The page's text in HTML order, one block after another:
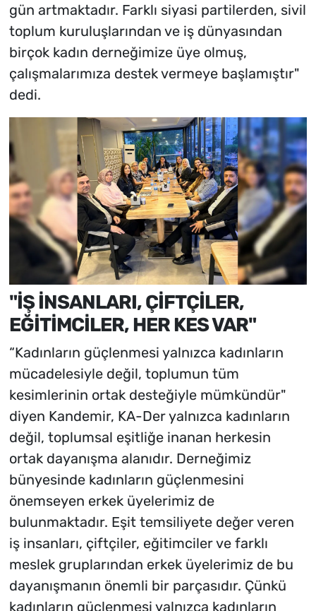
gün artmaktadır. Farklı siyasi partilerden, sivil
toplum kuruluşlarından ve iş dünyasından
birçok kadın derneğimize üye olmuş,
çalışmalarımıza destek vermeye başlamıştır"
dedi.
"İŞ İNSANLARI, ÇİFTÇİLER,
EĞİTİMCİLER, HER KES VAR"
“Kadınların güçlenmesi yalnızca kadınların
mücadelesiyle değil, toplumun tüm
kesimlerinin ortak desteğiyle mümkündür"
diyen Kandemir, KA-Der yalnızca kadınların
değil, toplumsal eşitliğe inanan herkesin
ortak dayanışma alanıdır. Derneğimiz
bünyesinde kadınların güçlenmesini
önemseyen erkek üyelerimiz de
bulunmaktadır. Eşit temsiliyete değer veren
iş insanları, çiftçiler, eğitimciler ve farklı
meslek gruplarından erkek üyelerimiz de bu
dayanışmanın önemli bir parçasıdır. Çünkü
kadınların güçlenmesi yalnızca kadınların